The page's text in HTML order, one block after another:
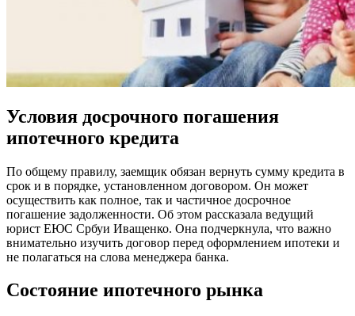
Условия досрочного погашения
ипотечного кредита
По общему правилу, заемщик обязан вернуть сумму кредита в
срок и в порядке, установленном договором. Он может
осуществить как полное, так и частичное досрочное
погашение задолженности. Об этом рассказала ведущий
юрист ЕЮС Србуи Иващенко. Она подчеркнула, что важно
внимательно изучить договор перед оформлением ипотеки и
не полагаться на слова менеджера банка.
Состояние ипотечного рынка